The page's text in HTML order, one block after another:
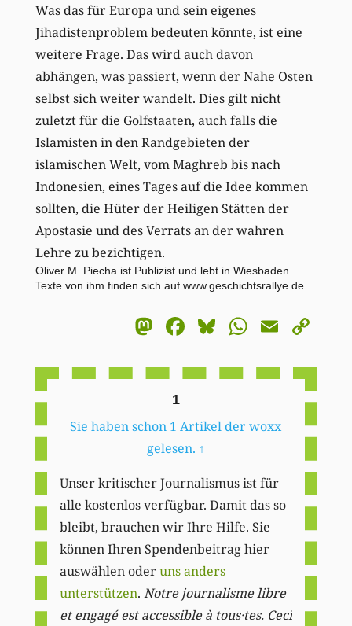
Was das für Europa und sein eigenes
Jihadistenproblem bedeuten könnte, ist eine
weitere Frage. Das wird auch davon
abhängen, was passiert, wenn der Nahe Osten
selbst sich weiter wandelt. Dies gilt nicht
zuletzt für die Golfstaaten, auch falls die
Islamisten in den Randgebieten der
islamischen Welt, vom Maghreb bis nach
Indonesien, eines Tages auf die Idee kommen
sollten, die Hüter der Heiligen Stätten der
Apostasie und des Verrats an der wahren
Lehre zu bezichtigen.
Oliver M. Piecha ist Publizist und lebt in Wiesbaden.
Texte von ihm finden sich auf www.geschichtsrallye.de
Mastodon
Facebook
BlueskyEmail
1
Sie haben schon 1 Artikel der woxx
gelesen. ↑
Unser kritischer Journalismus ist für
alle kostenlos verfügbar. Damit das so
bleibt, brauchen wir Ihre Hilfe. Sie
können Ihren Spendenbeitrag hier
auswählen oderuns anders
unterstützen. Notre journalisme libre
et engagé est accessible à tous·tes. Ceci